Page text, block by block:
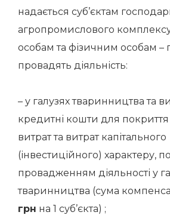
надається суб’єктам
агропромислового
особам та фізичним особам
провадять діяльність:
– у галузях тваринництва та
кредитні кошти для
витрат та витрат капітального
(інвестиційного) характеру,
провадженням діяльності у
тваринництва (сума
грн на 1 суб’єкта) ;